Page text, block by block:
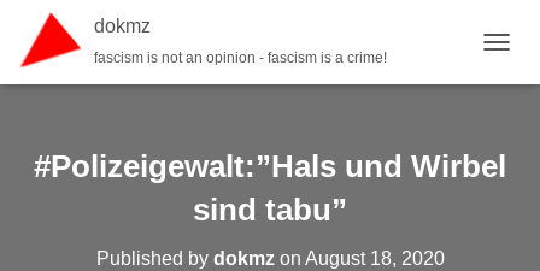
dokmz
fascism is not an opinion - fascism is a crime!
#Polizeigewalt:”Hals und Wirbel
sind tabu”
Published by dokmzon August 18, 2020